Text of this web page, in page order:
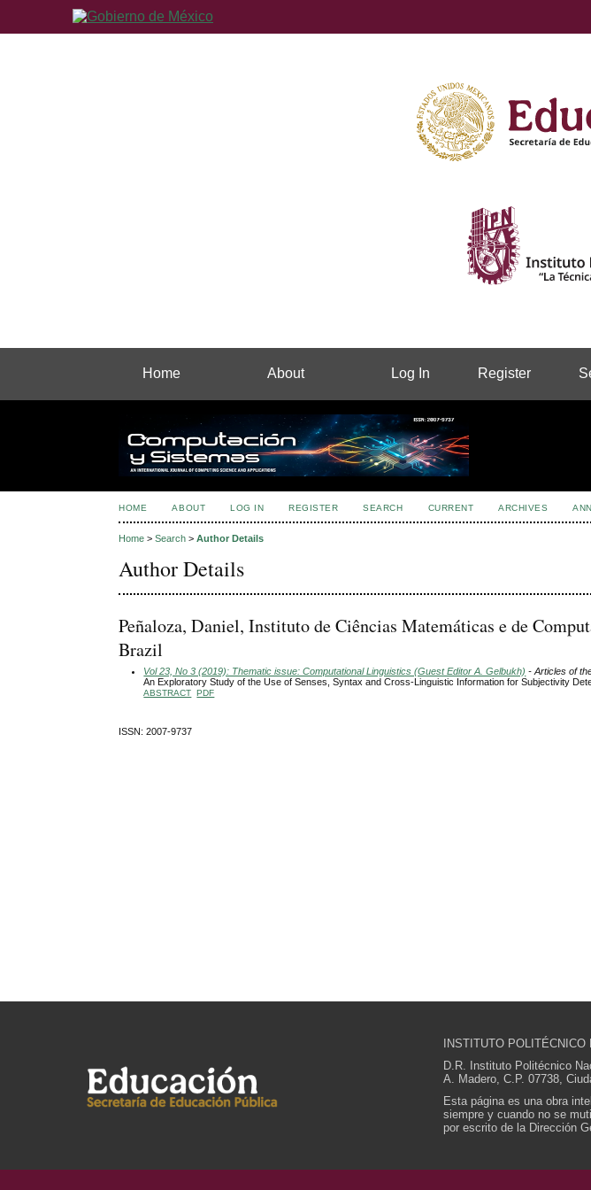
Home About Log In Register
HOME ABOUT LOG IN REGISTER SEARCH CURRENT ARCHIVES
Home >Search >Author Details
Author Details
Peñaloza, Daniel, Instituto de Ciências Matemáticas e de
Brazil
Vol 23, No 3 (2019): Thematic issue: Computational Linguistics (Guest Editor A. Gelbukh) - Articles of
An Exploratory Study of the Use of Senses, Syntax and Cross-Linguistic Information for Subjectivity
ABSTRACT PDF
ISSN: 2007-9737
INSTITUTO POLITÉCNICO
D.R. Instituto Politécnico
A. Madero, C.P. 07738,
Esta página es una obra
siempre y cuando no se
por escrito de la Dirección